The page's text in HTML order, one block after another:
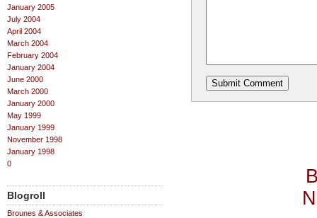
January 2005
July 2004
April 2004
March 2004
February 2004
January 2004
June 2000
March 2000
January 2000
May 1999
January 1999
November 1998
January 1998
0
Blogroll
Brounes & Associates